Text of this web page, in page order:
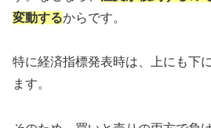
変動するからです。
特に経済指標発表時は、上にも下
ます。